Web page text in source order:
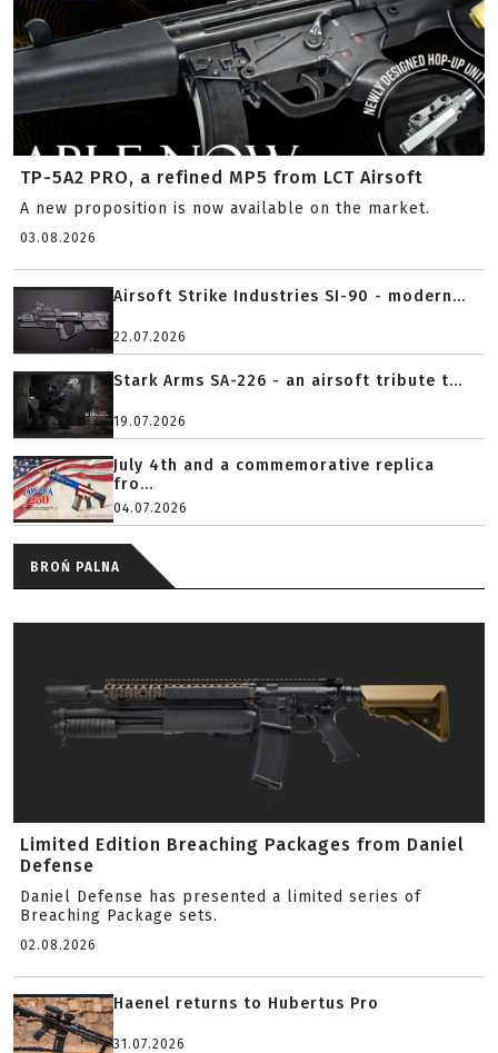
TP-5A2 PRO, a refined MP5 from LCT Airsoft
A new proposition is now available on the market.
03.08.2026
Airsoft Strike Industries SI-90 - modern...
22.07.2026
Stark Arms SA-226 - an airsoft tribute t...
19.07.2026
July 4th and a commemorative replica
fro...
04.07.2026
BROŃ PALNA
Limited Edition Breaching Packages from Daniel
Defense
Daniel Defense has presented a limited series of
Breaching Package sets.
02.08.2026
Haenel returns to Hubertus Pro
31.07.2026